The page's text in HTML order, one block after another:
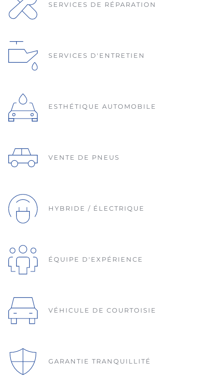
SERVICES DE RÉPARATION
SERVICES D'ENTRETIEN
ESTHÉTIQUE AUTOMOBILE
VENTE DE PNEUS
HYBRIDE / ÉLECTRIQUE
ÉQUIPE D'EXPÉRIENCE
VÉHICULE DE COURTOISIE
GARANTIE TRANQUILLITÉ